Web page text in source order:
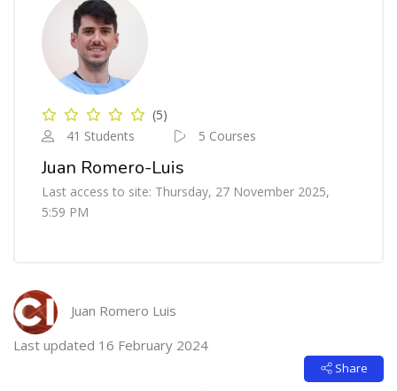
(5)
41 Students
5 Courses
Juan Romero-Luis
Last access to site: Thursday, 27 November 2025,
5:59 PM
Blocks
Skip [Cocoon] Course Intro
Juan Romero Luis
Last updated 16 February 2024
Share